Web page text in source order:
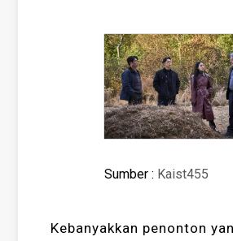
Sumber : Kaist455
Kebanyakkan penonton